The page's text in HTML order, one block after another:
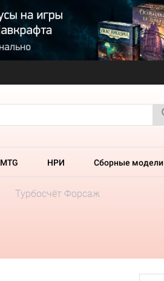
MTG НРИ Сборные модели
Турбосчёт Форсаж